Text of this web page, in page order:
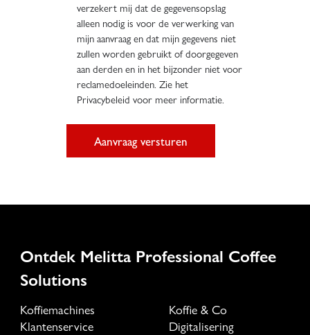
verzekert mij dat de gegevensopslag
alleen nodig is voor de verwerking van
mijn aanvraag en dat mijn gegevens niet
zullen worden gebruikt of doorgegeven
aan derden en in het bijzonder niet voor
reclamedoeleinden. Zie het
Privacybeleid voor meer informatie.
Aanvraag versturen
Ontdek Melitta Professional Coffee
Solutions
Koffiemachines
Koffie & Co
Klantenservice
Digitalisering